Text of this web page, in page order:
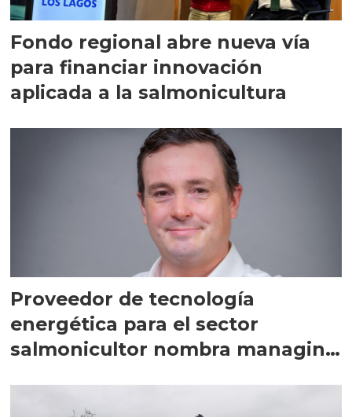
Fondo regional abre nueva vía
para financiar innovación
aplicada a la salmonicultura
Proveedor de tecnología
energética para el sector
salmonicultor nombra managing